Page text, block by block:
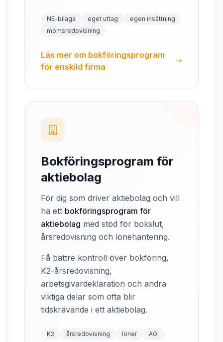
NE-bilaga eget uttag
egen insättning
momsredovisning
Läs mer om bokföringsprogram
för enskild firma
Bokföringsprogram för
aktiebolag
För dig som driver aktiebolag och vill
ha ett bokföringsprogram för
aktiebolag med stöd för bokslut,
årsredovisning och lönehantering.
Få bättre kontroll över bokföring,
K2-årsredovisning,
arbetsgivardeklaration och andra
viktiga delar som ofta blir
tidskrävande i ett aktiebolag.
K2 årsredovisning löner AGI